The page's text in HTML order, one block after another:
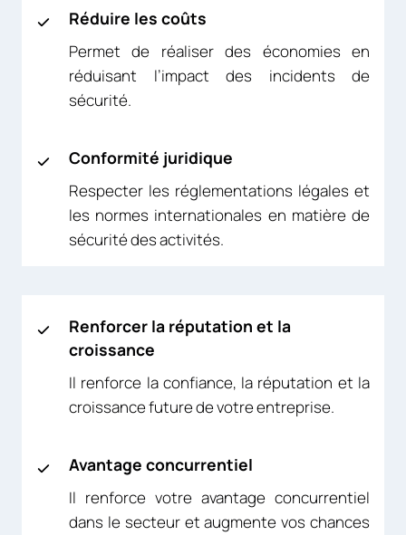
Réduire les coûts
Permet de réaliser des économies en
réduisant l’impact des incidents de
sécurité.
Conformité juridique
Respecter les réglementations légales et
les normes internationales en matière de
sécurité des activités.
Renforcer la réputation et la
croissance
Il renforce la confiance, la réputation et la
croissance future de votre entreprise.
Avantage concurrentiel
Il renforce votre avantage concurrentiel
dans le secteur et augmente vos chances